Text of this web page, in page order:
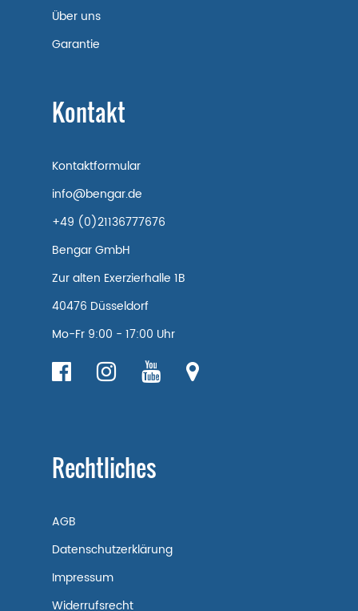
Über uns
Garantie
Kontakt
Kontaktformular
info@bengar.de
+49 (0)21136777676
Bengar GmbH
Zur alten Exerzierhalle 1B
40476 Düsseldorf
Mo-Fr 9:00 - 17:00 Uhr
Rechtliches
AGB
Datenschutzerklärung
Impressum
Widerrufsrecht